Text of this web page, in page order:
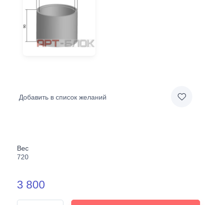
Добавить в список желаний
Вес
720
3 800